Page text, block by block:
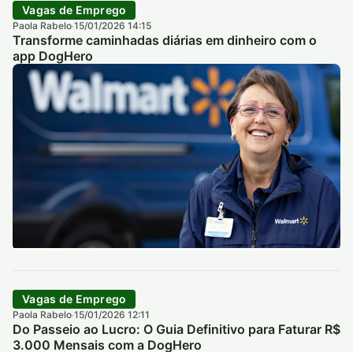
Vagas de Emprego
Paola Rabelo·15/01/2026 14:15
Transforme caminhadas diárias em dinheiro com o
app DogHero
Vagas de Emprego
Paola Rabelo·15/01/2026 12:11
Do Passeio ao Lucro: O Guia Definitivo para Faturar R$
3.000 Mensais com a DogHero